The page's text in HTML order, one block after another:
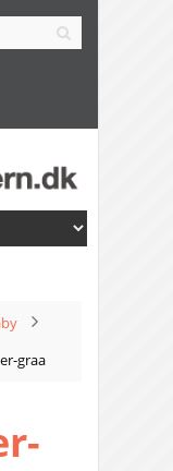
graa